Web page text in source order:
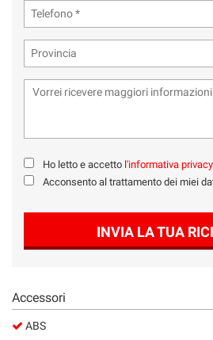
Ho letto e accetto l'informativa privacy
Acconsento al trattamento dei miei
INVIA LA TUA
Accessori
ABS
Cookie delle preferenze
Cookie analitici
Leggi